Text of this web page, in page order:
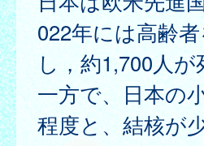
022年には高齢
し，約1,700人
一方で、日本の
程度と、結核が